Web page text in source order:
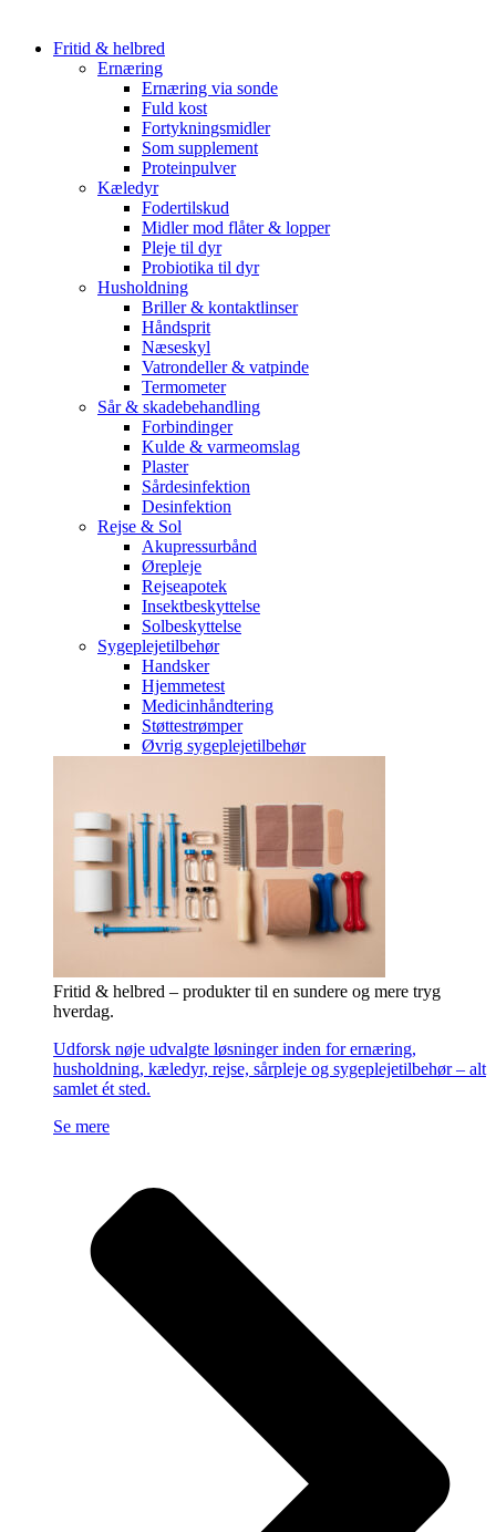
Fritid & helbred
Ernæring
Ernæring via sonde
Fuld kost
Fortykningsmidler
Som supplement
Proteinpulver
Kæledyr
Fodertilskud
Midler mod flåter & lopper
Pleje til dyr
Probiotika til dyr
Husholdning
Briller & kontaktlinser
Håndsprit
Næseskyl
Vatrondeller & vatpinde
Termometer
Sår & skadebehandling
Forbindinger
Kulde & varmeomslag
Plaster
Sårdesinfektion
Desinfektion
Rejse & Sol
Akupressurbånd
Ørepleje
Rejseapotek
Insektbeskyttelse
Solbeskyttelse
Sygeplejetilbehør
Handsker
Hjemmetest
Medicinhåndtering
Støttestrømper
Øvrig sygeplejetilbehør
Fritid & helbred – produkter til en sundere og mere tryg
hverdag.
Udforsk nøje udvalgte løsninger inden for ernæring,
husholdning, kæledyr, rejse, sårpleje og sygeplejetilbehør – alt
samlet ét sted.
Se mere